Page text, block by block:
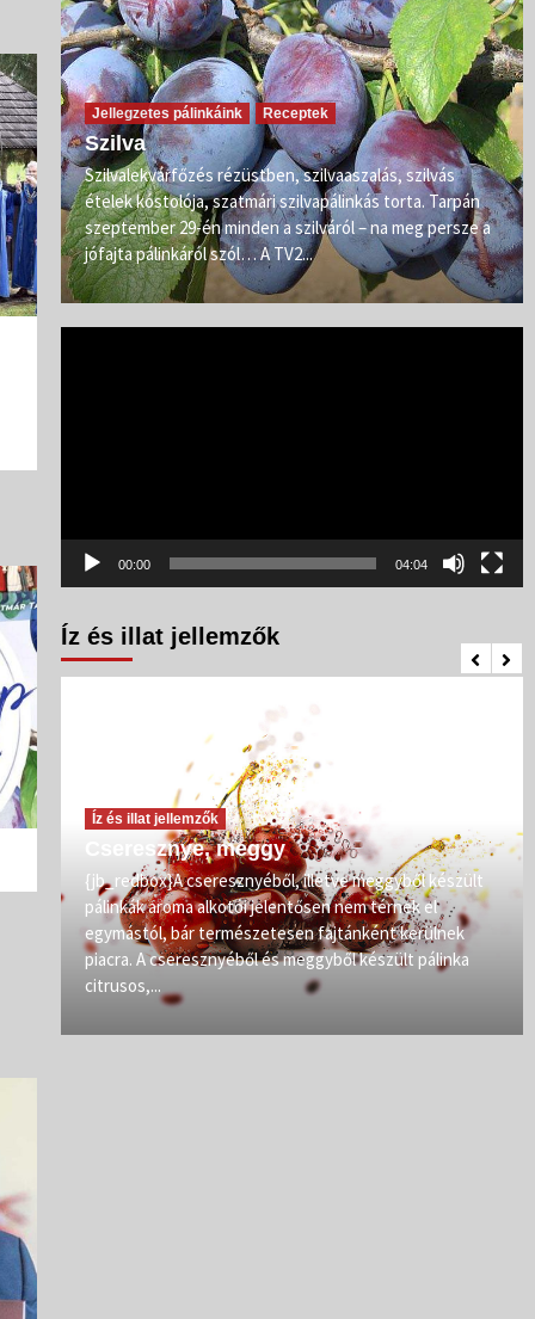
Jellegzetes pálinkáink Receptek
Szilva
Szilvalekvárfőzés rézüstben, szilvaaszalás, szilvás
ételek kóstolója, szatmári szilvapálinkás torta. Tarpán
szeptember 29-én minden a szilváról – na meg persze a
jófajta pálinkáról szól… A TV2...
00:00 04:04
Íz és illat jellemzők
Íz és illat jellemzők
Cseresznye, meggy
{jb_redbox}A cseresznyéből, illetve meggyből készült
pálinkák aroma alkotói jelentősen nem térnek el
egymástól, bár természetesen fajtánként kerülnek
piacra. A cseresznyéből és meggyből készült pálinka
citrusos,...